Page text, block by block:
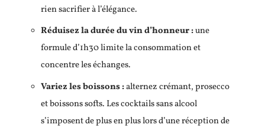
rien sacrifier à l’élégance.
Réduisez la durée du vin d’honneur :une
formule d’1h30 limite la consommation et
concentre les échanges.
Variez les boissons :alternez crémant, prosecco
et boissons softs. Les cocktails sans alcool
s’imposent de plus en plus lors d’une réception de